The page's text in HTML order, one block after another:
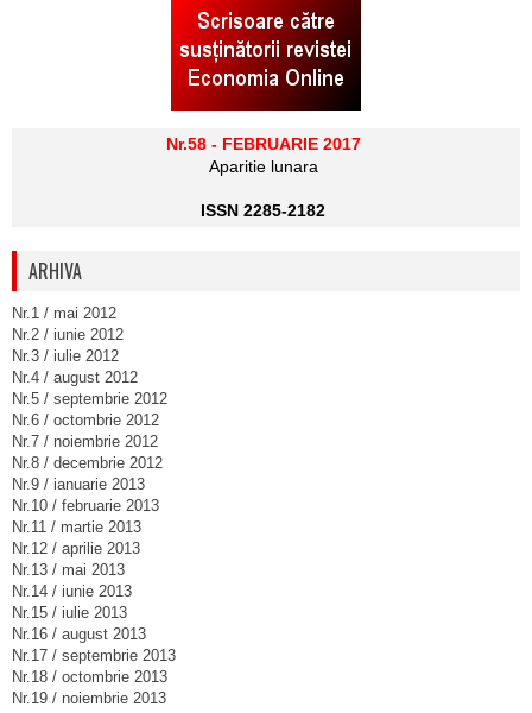
Nr.58 - FEBRUARIE 2017
Aparitie lunara
ISSN 2285-2182
ARHIVA
Nr.1 / mai 2012
Nr.2 / iunie 2012
Nr.3 / iulie 2012
Nr.4 / august 2012
Nr.5 / septembrie 2012
Nr.6 / octombrie 2012
Nr.7 / noiembrie 2012
Nr.8 / decembrie 2012
Nr.9 / ianuarie 2013
Nr.10 / februarie 2013
Nr.11 / martie 2013
Nr.12 / aprilie 2013
Nr.13 / mai 2013
Nr.14 / iunie 2013
Nr.15 / iulie 2013
Nr.16 / august 2013
Nr.17 / septembrie 2013
Nr.18 / octombrie 2013
Nr.19 / noiembrie 2013